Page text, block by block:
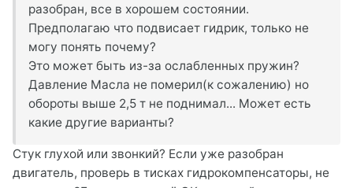
разобран, все в хорошем состоянии.
Предполагаю что подвисает гидрик, только не
могу понять почему?
Это может быть из-за ослабленных пружин?
Давление Масла не померил(к сожалению) но
обороты выше 2,5 т не поднимал... Может есть
какие другие варианты?
Стук глухой или звонкий? Если уже разобран
двигатель, проверь в тисках гидрокомпенсаторы, не